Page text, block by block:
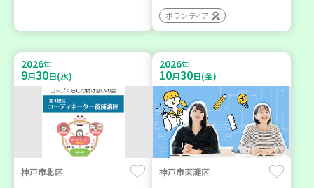
ボランティア
2026年
9月30日(水)
神戸市北区
2026年
10月30日(金)
神戸市東灘区